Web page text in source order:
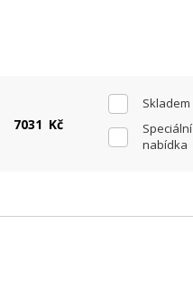
Skladem
Speciální
nabídka
Kč